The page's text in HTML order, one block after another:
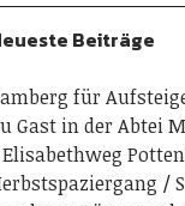
Beiträge
für
Gast in der Abtei
Elisabethweg